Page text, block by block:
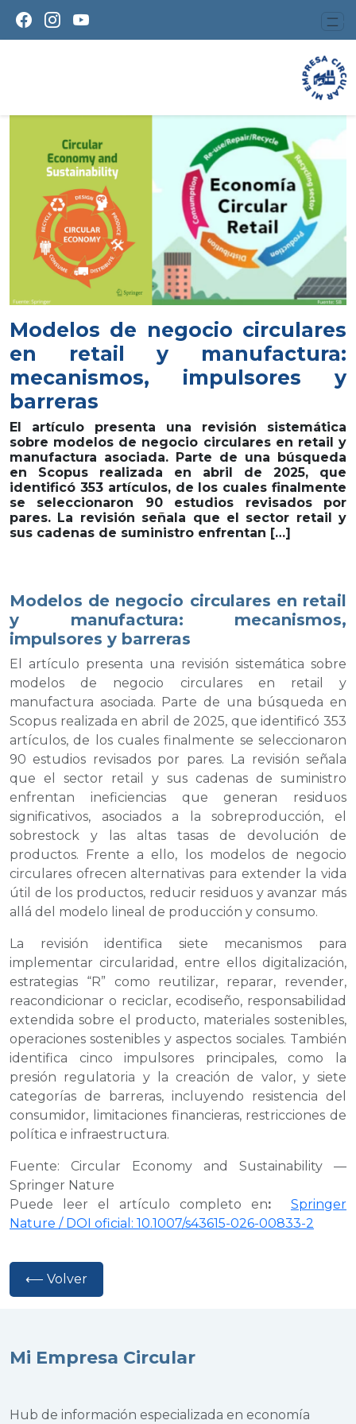
Modelos de negocio circulares
en retail y manufactura:
mecanismos, impulsores y
barreras
El artículo presenta una revisión sistemática
sobre modelos de negocio circulares en retail y
manufactura asociada. Parte de una búsqueda
en Scopus realizada en abril de 2025, que
identificó 353 artículos, de los cuales finalmente
se seleccionaron 90 estudios revisados por
pares. La revisión señala que el sector retail y
sus cadenas de suministro enfrentan […]
Modelos de negocio circulares en retail
y manufactura: mecanismos,
impulsores y barreras
El artículo presenta una revisión sistemática sobre
modelos de negocio circulares en retail y
manufactura asociada. Parte de una búsqueda en
Scopus realizada en abril de 2025, que identificó 353
artículos, de los cuales finalmente se seleccionaron
90 estudios revisados por pares. La revisión señala
que el sector retail y sus cadenas de suministro
enfrentan ineficiencias que generan residuos
significativos, asociados a la sobreproducción, el
sobrestock y las altas tasas de devolución de
productos. Frente a ello, los modelos de negocio
circulares ofrecen alternativas para extender la vida
útil de los productos, reducir residuos y avanzar más
allá del modelo lineal de producción y consumo.
La revisión identifica siete mecanismos para
implementar circularidad, entre ellos digitalización,
estrategias “R” como reutilizar, reparar, revender,
reacondicionar o reciclar, ecodiseño, responsabilidad
extendida sobre el producto, materiales sostenibles,
operaciones sostenibles y aspectos sociales. También
identifica cinco impulsores principales, como la
presión regulatoria y la creación de valor, y siete
categorías de barreras, incluyendo resistencia del
consumidor, limitaciones financieras, restricciones de
política e infraestructura.
Fuente: Circular Economy and Sustainability —
Springer Nature
Puede leer el artículo completo en:
Springer
Nature / DOI oficial: 10.1007/s43615-026-00833-2
⟵ Volver
Mi Empresa Circular
Hub de información especializada en economía